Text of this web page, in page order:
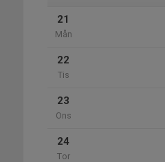
21
Mån
22
Tis
23
Ons
24
Tor